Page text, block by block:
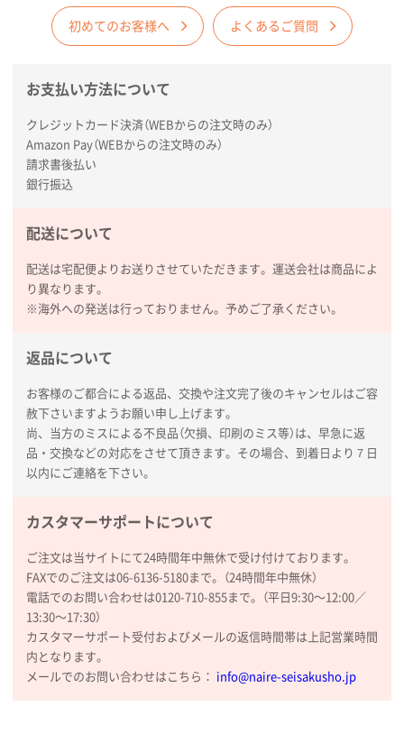
初めてのお客様へ よくあるご質問
お支払い方法について
クレジットカード決済（WEBからの注文時のみ）
Amazon Pay（WEBからの注文時のみ）
請求書後払い
銀行振込
配送について
配送は宅配便よりお送りさせていただきます。運送会社は商品によ
り異なります。
※海外への発送は行っておりません。予めご了承ください。
返品について
お客様のご都合による返品、交換や注文完了後のキャンセルはご容
赦下さいますようお願い申し上げます。
尚、当方のミスによる不良品（欠損、印刷のミス等）は、早急に返
品・交換などの対応をさせて頂きます。その場合、到着日より７日
以内にご連絡を下さい。
カスタマーサポートについて
ご注文は当サイトにて24時間年中無休で受け付けております。
FAXでのご注文は06-6136-5180まで。（24時間年中無休）
電話でのお問い合わせは0120-710-855まで。（平日9:30〜12:00／
13:30〜17:30）
カスタマーサポート受付およびメールの返信時間帯は上記営業時間
内となります。
メールでのお問い合わせはこちら： info@naire-seisakusho.jp